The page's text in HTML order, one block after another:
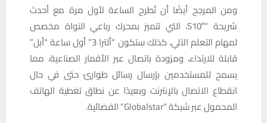
ومن المرجح أيضًا أن تُطرح الساعة لأول مرة مع أحدث
شريحة “S10″، التي تتميز بمحرك رباعي النواة مخصص
لمهام التعلم الآلي، كذلك ستكون “ألترا 3” أول ساعة “أبل”
قابلة للارتداء، ومزودة باتصال عبر الأقمار الصناعية، مما
يسمح للمستخدمين بإرسال رسائل طوارئ حتى في حال
انقطاع الاتصال بالإنترنت وبعيدًا عن نطاق تغطية الهاتف
المحمول عبر شبكة “Globalstar” الفضائية.